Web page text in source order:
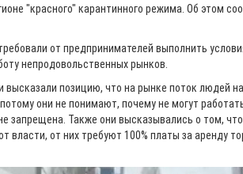
"красного" карантинного режима. Об этом
от предпринимателей выполнить
непродовольственных рынков.
высказали позицию, что на рынке поток людей
они не понимают, почему не могут
запрещена. Также они высказывались о том,
власти, от них требуют 100% платы за аренду